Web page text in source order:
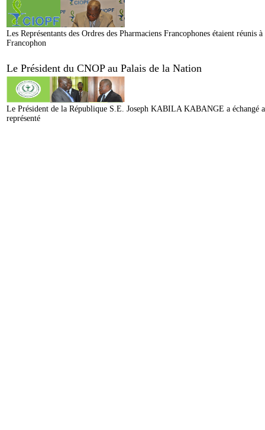
Les Représentants des Ordres des Pharmaciens Francophones étaient
Francophon
Le Président du CNOP au Palais de la Nation
Le Président de la République S.E. Joseph KABILA KABANGE a échangé
représenté